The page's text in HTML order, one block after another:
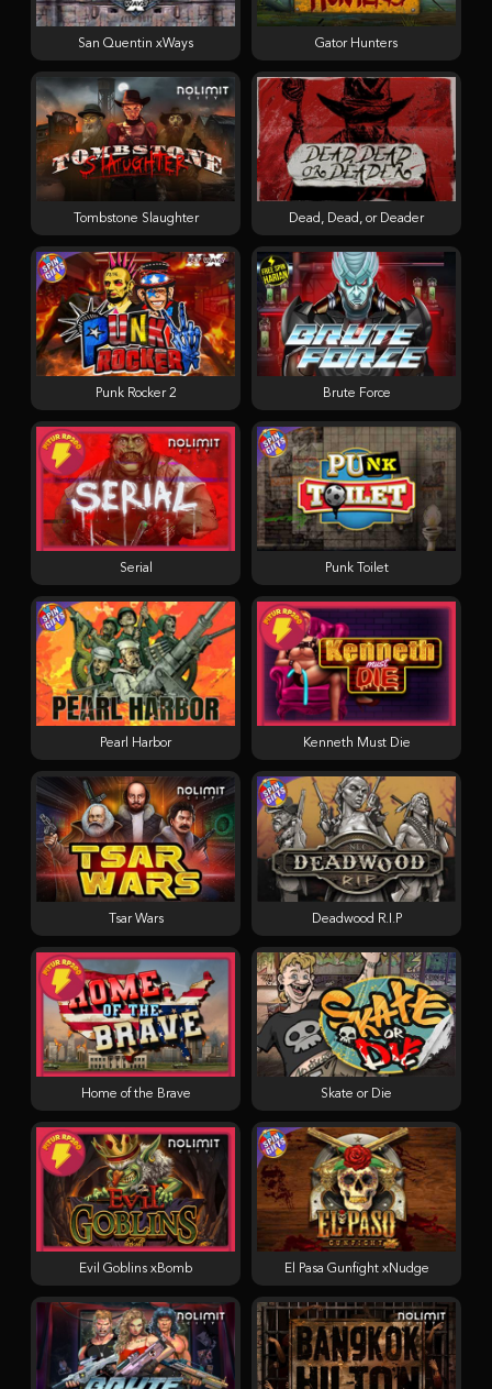
Dead, Dead, or Deader
Tsar Wars
Brute Force
Home of the Brave
Tombstone Slaughter
Skate or Die
Punk Rocker 2
Deadwood R.I.P
Gator Hunters
Kenneth Must Die
El Pasa Gunfight xNudge
Evil Goblins xBomb
San Quentin xWays
Serial Punk Toilet
Pearl Harbor